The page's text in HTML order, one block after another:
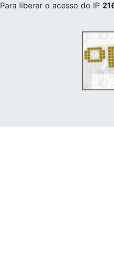
Para liberar o acesso do IP